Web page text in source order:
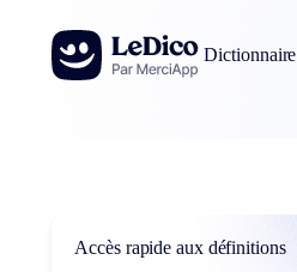
Aller au contenu
Dictionnaire
Accès rapide aux définitions